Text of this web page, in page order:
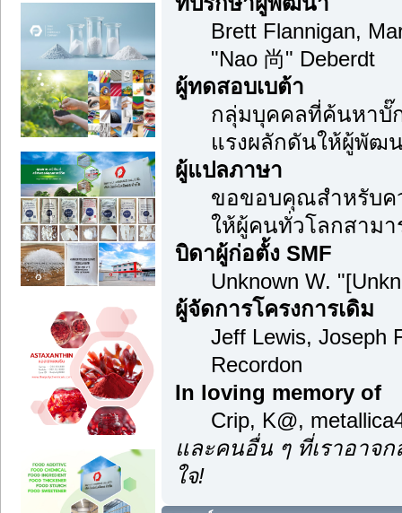
Brett Flannigan,
"Nao 尚" Deberdt
ผู้ทดสอบเบต้า
กลุ่มบุคคลที่ค้นหาบั๊
แรงผลักดันให้ผู้พัฒ
ผู้แปลภาษา
ขอขอบคุณสำหรับ
ให้ผู้คนทั่วโลกสามา
บิดาผู้ก่อตั้ง SMF
Unknown W.
ผู้จัดการโครงการเดิม
Jeff Lewis, Joseph
Recordon
In loving memory of
Crip, K@,
และคนอื่น ๆ ที่เราอาจ
ใจ!